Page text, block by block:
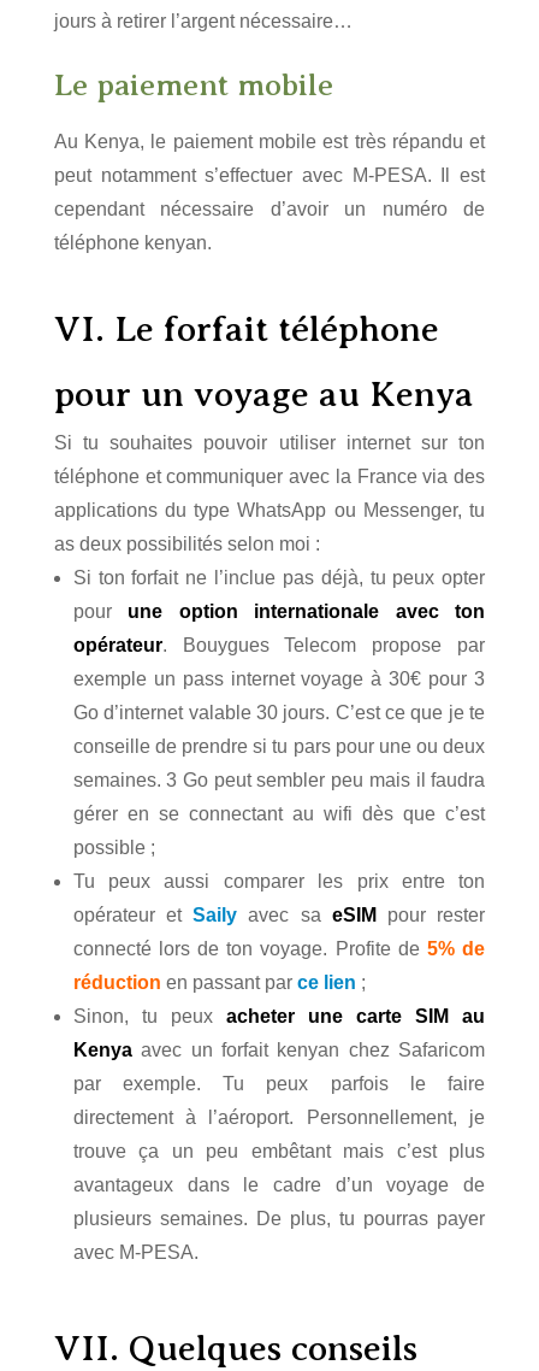
jours à retirer l’argent nécessaire…
Le paiement mobile
Au Kenya, le paiement mobile est très répandu et
peut notamment s’effectuer avec M-PESA. Il est
cependant nécessaire d’avoir un numéro de
téléphone kenyan.
VI. Le forfait téléphone
pour un voyage au Kenya
Si tu souhaites pouvoir utiliser internet sur ton
téléphone et communiquer avec la France via des
applications du type WhatsApp ou Messenger, tu
as deux possibilités selon moi :
Si ton forfait ne l’inclue pas déjà, tu peux opter
pour une option internationale avec ton
opérateur. Bouygues Telecom propose par
exemple un pass internet voyage à 30€ pour 3
Go d’internet valable 30 jours. C’est ce que je te
conseille de prendre si tu pars pour une ou deux
semaines. 3 Go peut sembler peu mais il faudra
gérer en se connectant au wifi dès que c’est
possible ;
Tu peux aussi comparer les prix entre ton
opérateur etSaily avec sa eSIM
pour rester
connecté lors de ton voyage. Profite de5% de
réduction en passant par ce lien ;
Sinon, tu peux acheter une carte SIM au
Kenyaavec un forfait kenyan chez Safaricom
par exemple. Tu peux parfois le faire
directement à l’aéroport. Personnellement, je
trouve ça un peu embêtant mais c’est plus
avantageux dans le cadre d’un voyage de
plusieurs semaines. De plus, tu pourras payer
avec M-PESA.
VII. Quelques conseils